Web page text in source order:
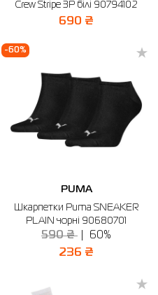
Crew Stripe 3P білі 90794102
690 ₴
-60%
PUMA
Шкарпетки Puma SNEAKER
PLAIN чорні 90680701
590 ₴ 60%
236 ₴